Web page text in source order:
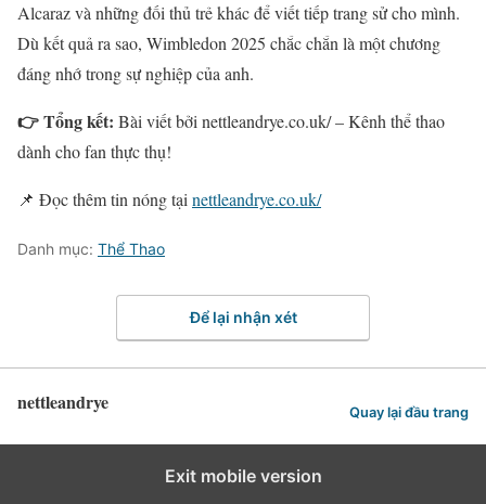
Alcaraz và những đối thủ trẻ khác để viết tiếp trang sử cho mình.
Dù kết quả ra sao, Wimbledon 2025 chắc chắn là một chương
đáng nhớ trong sự nghiệp của anh.
👉 Tổng kết: Bài viết bởi nettleandrye.co.uk/ – Kênh thể thao
dành cho fan thực thụ!
📌 Đọc thêm tin nóng tại nettleandrye.co.uk/
Danh mục: Thể Thao
Để lại nhận xét
nettleandrye Quay lại đầu trang
Exit mobile version